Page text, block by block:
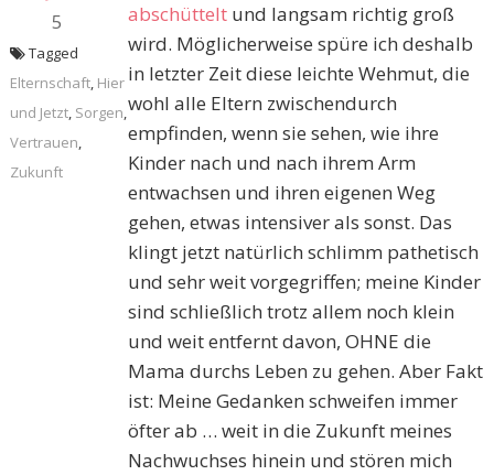
5
abschüttelt und langsam richtig groß
wird. Möglicherweise spüre ich deshalb
in letzter Zeit diese leichte Wehmut, die
wohl alle Eltern zwischendurch
empfinden, wenn sie sehen, wie ihre
Kinder nach und nach ihrem Arm
entwachsen und ihren eigenen Weg
gehen, etwas intensiver als sonst. Das
klingt jetzt natürlich schlimm pathetisch
und sehr weit vorgegriffen; meine Kinder
sind schließlich trotz allem noch klein
und weit entfernt davon, OHNE die
Mama durchs Leben zu gehen. Aber Fakt
ist: Meine Gedanken schweifen immer
öfter ab … weit in die Zukunft meines
Nachwuchses hinein und stören mich
Tagged
Elternschaft, Hier
und Jetzt, Sorgen,
Vertrauen,
Zukunft